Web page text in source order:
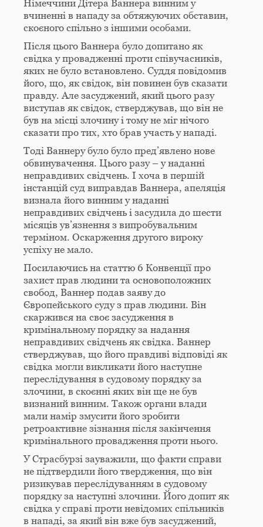
Німеччини Дітера Ваннера винним у
вчиненні в нападу за обтяжуючих обставин,
скоєного спільно з іншими особами.
Після цього Ваннера було допитано як
свідка у провадженні проти співучасників,
яких не було встановлено. Суддя повідомив
його, що, як свідок, він повинен був сказати
правду. Але засуджений, який цього разу
виступав як свідок, стверджував, що він не
був на місці злочину і тому не міг нічого
сказати про тих, хто брав участь у нападі.
Тоді Ваннеру було було пред’явлено нове
обвинувачення. Цього разу – у наданні
неправдивих свідчень. І хоча в першій
інстанцій суд виправдав Ваннера, апеляція
визнала його винним у наданні
неправдивих свідчень і засудила до шести
місяців ув’язнення з випробувальним
терміном. Оскарження другого вироку
успіху не мало.
Посилаючись на статтю 6 Конвенції про
захист прав людини та основоположних
свобод, Ваннер подав заяву до
Європейського суду з прав людини. Він
скаржився на своє засудження в
кримінальному порядку за надання
неправдивих свідчень як свідка. Ваннер
стверджував, що його правдиві відповіді як
свідка могли викликати його наступне
переслідування в судовому порядку за
злочини, в скоєнні яких він ще не був
визнаний винним. Також органи влади
мали намір змусити його зробити
ретроактивне зізнання після закінчення
кримінального провадження проти нього.
У Страсбурзі зауважили, що факти справи
не підтвердили його твердження, що він
ризикував переслідуванням в судовому
порядку за наступні злочини. Його допит як
свідка у справі проти невідомих спільників
в нападі, за який він вже був засуджений,